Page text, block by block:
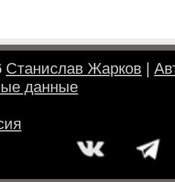
Станислав Жарков |
данные